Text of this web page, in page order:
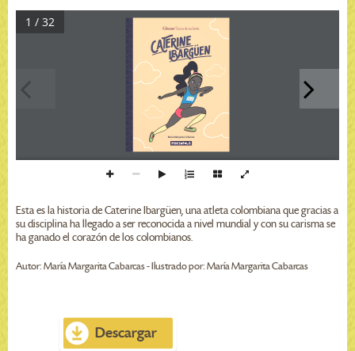
1 / 32
Esta es la historia de Caterine Ibargüen, una atleta colombiana que gracias a
su disciplina ha llegado a ser reconocida a nivel mundial y con su carisma se
ha ganado el corazón de los colombianos.
Autor: María Margarita Cabarcas - Ilustrado por: María Margarita Cabarcas
Descargar